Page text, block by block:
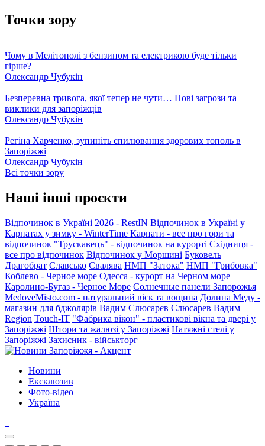
Точки зору
Чому в Мелітополі з бензином та електрикою буде тільки
гірше?
Олександр Чубукін
Безперевна тривога, якої тепер не чути… Нові загрози та
виклики для запоріжців
Олександр Чубукін
Регіна Харченко, зупиніть спилювання здорових тополь в
Запоріжжі
Олександр Чубукін
Всі точки зору
Наші інші проєкти
Відпочинок в Україні 2026 - RestIN Відпочинок в Україні у
Карпатах у зимку - WinterTime Карпати - все про гори та
відпочинок "Трускавець" - відпочинок на курорті Східниця -
все про відпочинок Відпочинок у Моршині Буковель
Драгобрат Славсько Свалява НМП "Затока" НМП "Грибовка"
Коблево - Черное море Одесса - курорт на Черном море
Каролино-Бугаз - Черное Море Солнечные панели Запорожья
MedoveMisto.com - натуральний віск та вощина Долина Меду -
магазин для бджолярів Вадим Слюсарєв Слюсарев Вадим
Region Touch-IT "Фабрика вікон" - пластикові вікна та двері у
Запоріжжі Штори та жалюзі у Запоріжжі Натяжні стелі у
Запоріжжі Захисник - військторг
Новини
Ексклюзив
Фото-відео
Україна